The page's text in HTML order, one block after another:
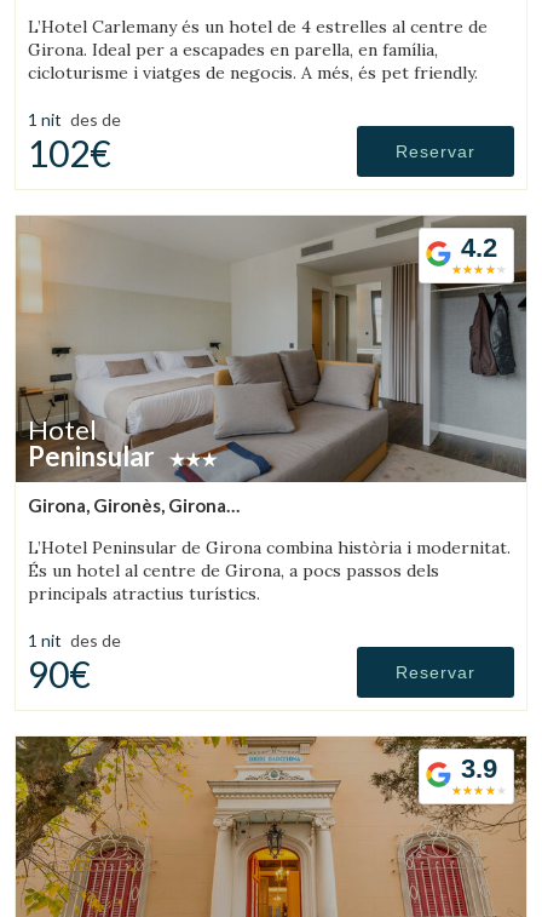
L’Hotel Carlemany és un hotel de 4 estrelles al centre de
Girona. Ideal per a escapades en parella, en família,
cicloturisme i viatges de negocis. A més, és pet friendly.
1 nit des de
102€ Reservar
4.2
Hotel
Peninsular
Girona, Gironès, Girona
L’Hotel Peninsular de Girona combina història i modernitat.
És un hotel al centre de Girona, a pocs passos dels
principals atractius turístics.
1 nit des de
90€ Reservar
3.9